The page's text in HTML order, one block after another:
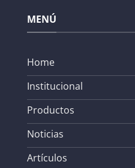
MENÚ
Home
Institucional
Productos
Noticias
Artículos